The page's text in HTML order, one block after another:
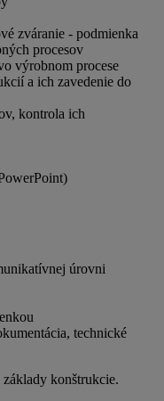
zváranie - podmienka
procesov
výrobnom procese
a ich zavedenie do
kontrola ich
úrovni
technické
konštrukcie.